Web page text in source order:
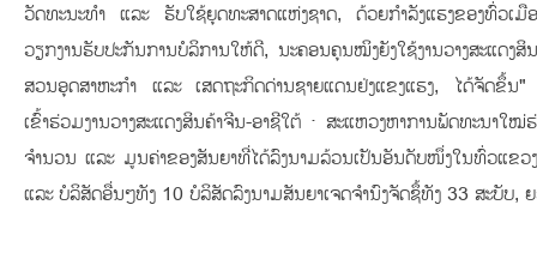
ວັດທະນະທຳ ແລະ ຮັບໃຊ້ຍຸດທະສາດແຫ່ງຊາດ, ດ້ວຍກໍາລັງແຮງຂອງທົ່ວເ
ວຽກງານຮັບປະກັນການບໍລິການໃຫ້ດີ, ນະຄອນຄຸນໝິງຍັງໃຊ້ງານວາງສະແດງ
ສວນອຸດສາຫະກໍາ ແລະ ເສດຖະກິດດ່ານຊາຍແດນຢ່ງແຂງແຮງ, ໄດ້ຈັດຂຶ້ນ"
ເຂົ້າຮ່ວມງານວາງສະແດງສິນຄ້າຈີນ-ອາຊີໃຕ້ · ສະແຫວງຫາການພັດທະນ
ຈຳນວນ ແລະ ມູນຄ່າຂອງສັນຍາທີ່ໄດ້ລົງນາມລ້ວນເປັນອັນດັບໜຶ່ງໃນທົ່ວແ
ແລະ ບໍລິສັດອື່ນໆທັງ 10 ບໍລິສັດລົງນາມສັນຍາເຈດຈຳນົງຈັດຊຶ້ທັງ 33 ສະບັບ,